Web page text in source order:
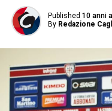
Published 10 anni
By Redazione